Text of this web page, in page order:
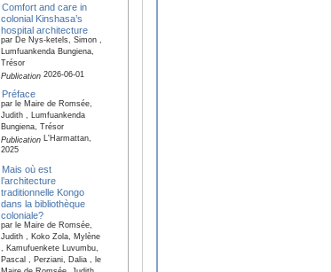
Comfort and care in
colonial Kinshasa’s
hospital architecture
par De Nys-ketels, Simon ,
Lumfuankenda Bungiena,
Trésor
Publication2026-06-01
Préface
par le Maire de Romsée,
Judith , Lumfuankenda
Bungiena, Trésor
PublicationL'Harmattan,
2025
Mais où est
l’architecture
traditionnelle Kongo
dans la bibliothèque
coloniale?
par le Maire de Romsée,
Judith , Koko Zola, Mylène
, Kamufuenkete Luvumbu,
Pascal , Perziani, Dalia , le